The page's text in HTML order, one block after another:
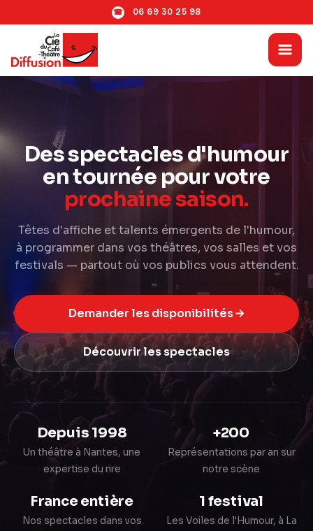
☎ 06 69 30 25 98
Des spectacles d'humour
en tournée pour votre
prochaine saison.
Têtes d'affiche et talents émergents de l'humour,
à programmer dans vos théâtres, vos salles et vos
festivals — partout où vos publics vous attendent.
Demander les disponibilités
Découvrir les spectacles
Depuis 1998
Un théâtre à Nantes, une
expertise du rire
+200
Représentations par an sur
notre scène
France entière
Nos spectacles dans vos
1 festival
Les Voiles de l'Humour, à La